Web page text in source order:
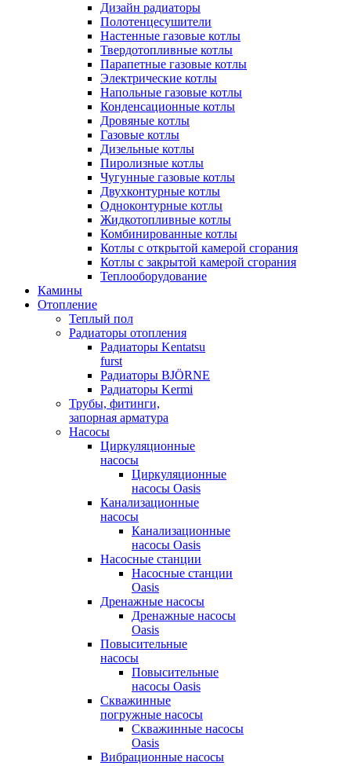
Дизайн радиаторы
Полотенцесушители
Настенные газовые котлы
Твердотопливные котлы
Парапетные газовые котлы
Электрические котлы
Напольные газовые котлы
Конденсационные котлы
Дровяные котлы
Газовые котлы
Дизельные котлы
Пиролизные котлы
Чугунные газовые котлы
Двухконтурные котлы
Одноконтурные котлы
Жидкотопливные котлы
Комбинированные котлы
Котлы с открытой камерой сгорания
Котлы с закрытой камерой сгорания
Теплооборудование
Камины
Отопление
Теплый пол
Радиаторы отопления
Радиаторы Kentatsu
furst
Радиаторы BJÖRNE
Радиаторы Kermi
Трубы, фитинги,
запорная арматура
Насосы
Циркуляционные
насосы
Циркуляционные
насосы Oasis
Канализационные
насосы
Канализационные
насосы Oasis
Насосные станции
Насосные станции
Oasis
Дренажные насосы
Дренажные насосы
Oasis
Повысительные
насосы
Повысительные
насосы Oasis
Скважинные
погружные насосы
Скважинные насосы
Oasis
Вибрационные насосы